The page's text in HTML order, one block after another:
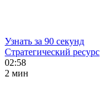
Узнать за 90 секунд
Стратегический ресурс
02:58
2 мин